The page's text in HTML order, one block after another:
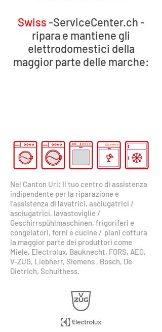
Swiss-ServiceCenter.ch -
ripara e mantiene gli
elettrodomestici della
maggior parte delle marche:
Nel Canton Uri; Il tuo centro di assistenza
indipendente per la riparazione e
l'assistenza di lavatrici, asciugatrici /
asciugatrici, lavastoviglie /
Geschirrspühlmaschinen, frigoriferi e
congelatori, forni e cucine / piani cottura
la maggior parte dei produttori come
Miele, Electrolux, Bauknecht, FORS, AEG,
V-ZUG, Liebherr, Siemens , Bosch, De
Dietrich, Schulthess.